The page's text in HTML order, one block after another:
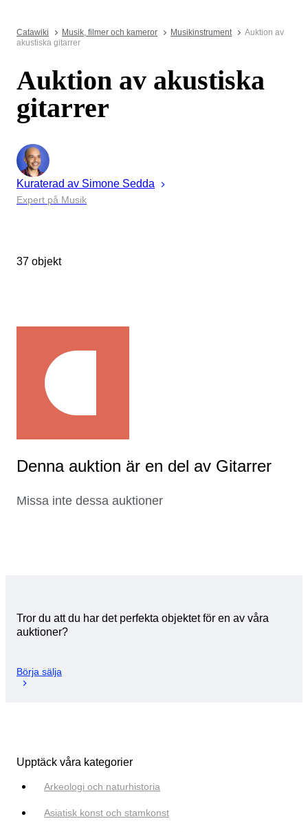
Catawiki Musik, filmer och kameror Musikinstrument
Auktion av
akustiska gitarrer
Auktion av akustiska
gitarrer
Kuraterad av Simone Sedda
Expert på Musik
37 objekt
Denna auktion är en del av Gitarrer
Missa inte dessa auktioner
Tror du att du har det perfekta objektet för en av våra
auktioner?
Börja sälja
Upptäck våra kategorier
Arkeologi och naturhistoria
Asiatisk konst och stamkonst